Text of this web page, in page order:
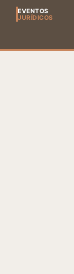
EVENTOS
JURÍDICOS